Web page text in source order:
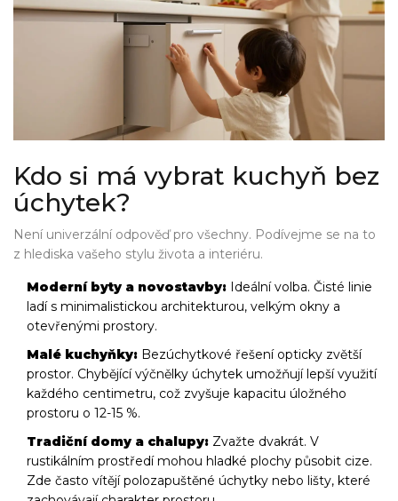
Kdo si má vybrat kuchyň bez
úchytek?
Není univerzální odpověď pro všechny. Podívejme se na to
z hlediska vašeho stylu života a interiéru.
Moderní byty a novostavby: Ideální volba. Čisté linie
ladí s minimalistickou architekturou, velkým okny a
otevřenými prostory.
Malé kuchyňky: Bezúchytkové řešení opticky zvětší
prostor. Chybějící výčnělky úchytek umožňují lepší využití
každého centimetru, což zvyšuje kapacitu úložného
prostoru o 12-15 %.
Tradiční domy a chalupy: Zvažte dvakrát. V
rustikálním prostředí mohou hladké plochy působit cize.
Zde často vítějí polozapuštěné úchytky nebo lišty, které